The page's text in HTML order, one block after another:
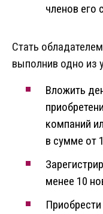
членов его
Стать
выполнив одно из
Вложить
компаний
в сумме от
менее 10